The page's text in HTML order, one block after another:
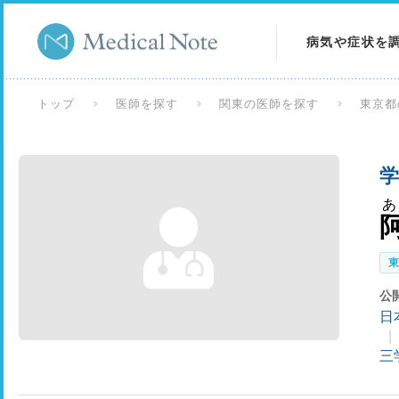
病気や症状を
検査を調べる
トップ 医師を探す 関東の医師を探す 東京
公
日
三